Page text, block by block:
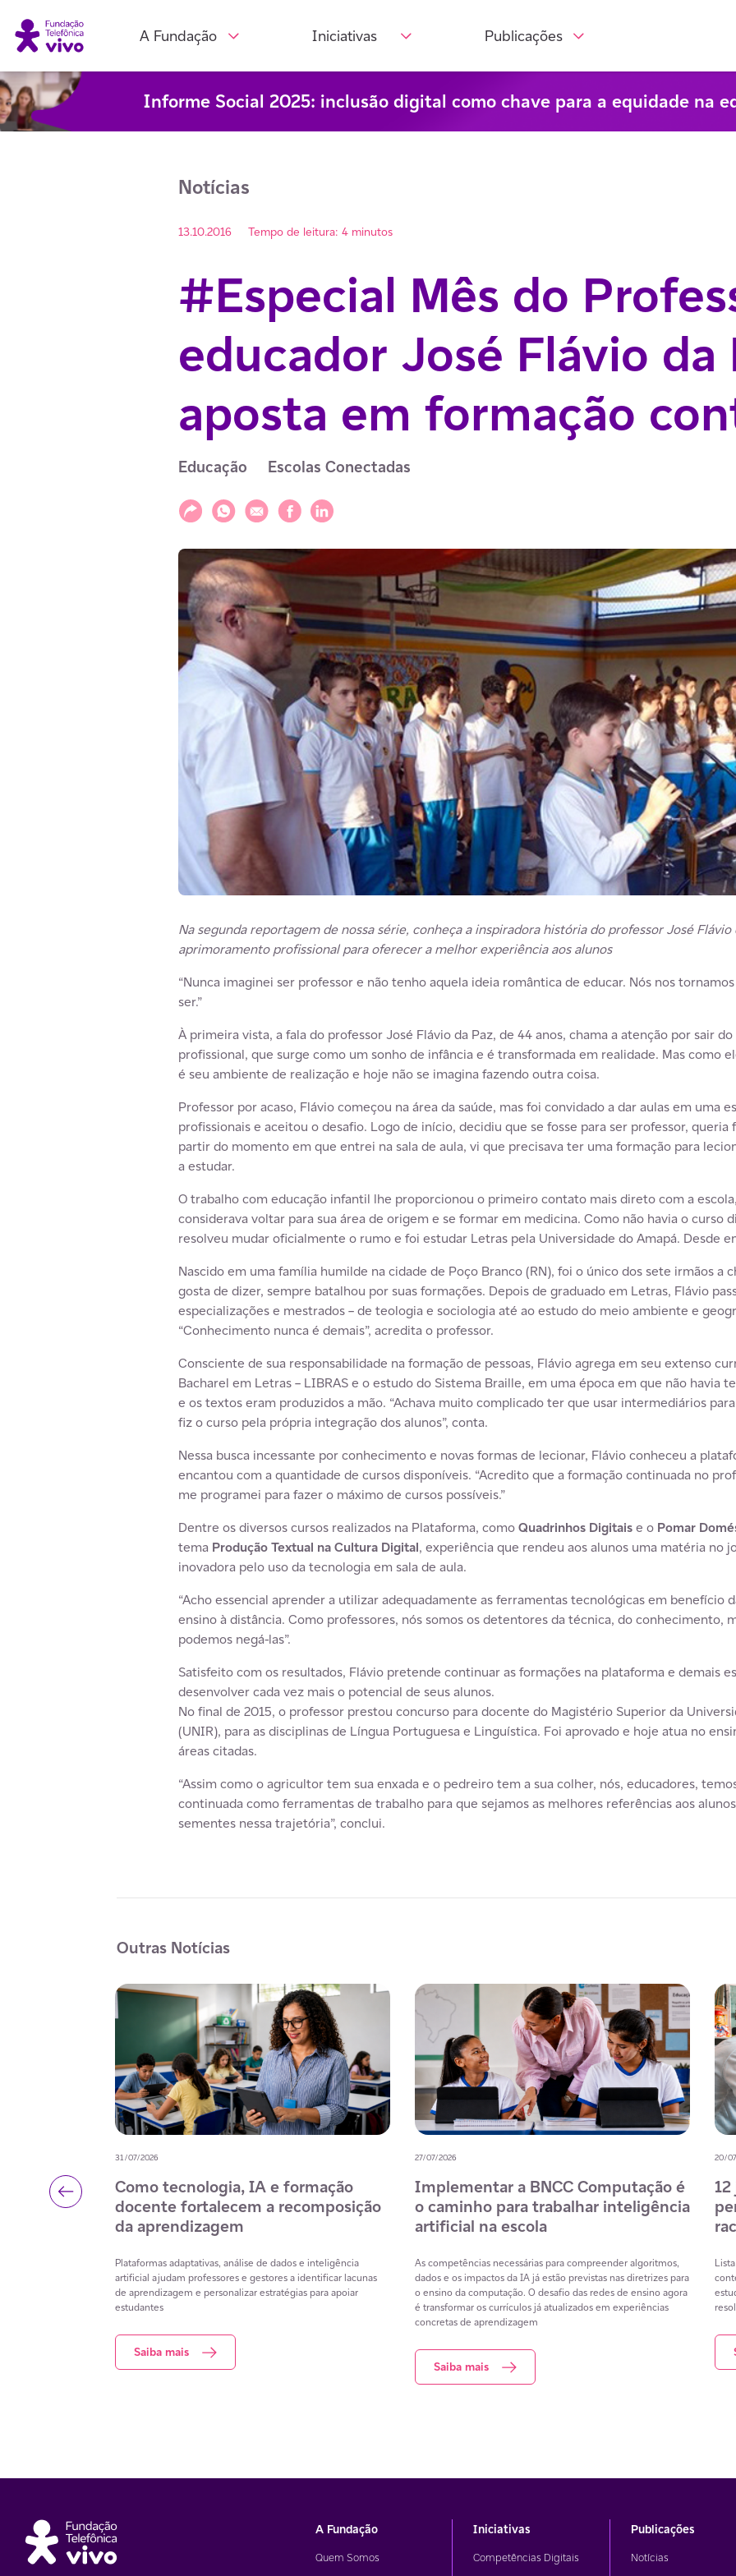
Informe Social 2025: inclusão digital como chave para a equidade na
A Fundação Iniciativas Publicações
Notícias
13.10.2016 Tempo de leitura: 4 minutos
#Especial Mês do
educador José Flávio da
aposta em formação
Educação Escolas Conectadas
Compartilhar
Compartilhar via WhatsApp
Compartilhar via E-mail
Compartilhar via Facebook
Compartilhar via LinkedIn
Na segunda reportagem de nossa série, conheça a inspiradora história do professor José
aprimoramento profissional para oferecer a melhor experiência aos alunos
“Nunca imaginei ser professor e não tenho aquela ideia romântica de educar. Nós nos
ser.”
À primeira vista, a fala do professor José Flávio da Paz, de 44 anos, chama a atenção por sair
profissional, que surge como um sonho de infância e é transformada em realidade. Mas como
é seu ambiente de realização e hoje não se imagina fazendo outra coisa.
Professor por acaso, Flávio começou na área da saúde, mas foi convidado a dar aulas em uma
profissionais e aceitou o desafio. Logo de início, decidiu que se fosse para ser professor, queria
partir do momento em que entrei na sala de aula, vi que precisava ter uma formação para
a estudar.
O trabalho com educação infantil lhe proporcionou o primeiro contato mais direto com a
considerava voltar para sua área de origem e se formar em medicina. Como não havia o curso
resolveu mudar oficialmente o rumo e foi estudar Letras pela Universidade do Amapá. Desde
Nascido em uma família humilde na cidade de Poço Branco (RN), foi o único dos sete irmãos a
gosta de dizer, sempre batalhou por suas formações. Depois de graduado em Letras, Flávio
especializações e mestrados – de teologia e sociologia até ao estudo do meio ambiente e
“Conhecimento nunca é demais”, acredita o professor.
Consciente de sua responsabilidade na formação de pessoas, Flávio agrega em seu extenso
Bacharel em Letras – LIBRAS e o estudo do Sistema Braille, em uma época em que não havia
e os textos eram produzidos a mão. “Achava muito complicado ter que usar intermediários
fiz o curso pela própria integração dos alunos”, conta.
Nessa busca incessante por conhecimento e novas formas de lecionar, Flávio conheceu a
encantou com a quantidade de cursos disponíveis. “Acredito que a formação continuada no
me programei para fazer o máximo de cursos possíveis.”
Dentre os diversos cursos realizados na Plataforma, comoQuadrinhos Digitaise o Pomar
tema Produção Textual na Cultura Digital, experiência que rendeu aos alunos uma matéria no
inovadora pelo uso da tecnologia em sala de aula.
“Acho essencial aprender a utilizar adequadamente as ferramentas tecnológicas em benefício
ensino à distância. Como professores, nós somos os detentores da técnica, do conhecimento,
podemos negá-las”.
Satisfeito com os resultados, Flávio pretende continuar as formações na plataforma e demais
desenvolver cada vez mais o potencial de seus alunos.
No final de 2015, o professor prestou concurso para docente do Magistério Superior da
(UNIR), para as disciplinas de Língua Portuguesa e Linguística. Foi aprovado e hoje atua no
áreas citadas.
“Assim como o agricultor tem sua enxada e o pedreiro tem a sua colher, nós, educadores,
continuada como ferramentas de trabalho para que sejamos as melhores referências aos
sementes nessa trajetória”, conclui.
Outras Notícias
15/07/2026
ECA Digital amplia a proteção de
crianças e adolescentes e fortalece a
cidadania digital nas escolas
A atualização do Estatuto da Criança e do Adolescente
incorpora novos desafios do ambiente digital e amplia a
responsabilidade das escolas na formação dos estudantes.
Para apoiar educadores, a Fundação Telefônica Vivo oferece
Conectadas.
08/07/2026
Formação de professores de
matemática: como a tecnologia pode
apoiar a aprendizagem docente
Resultados da Prova Nacional Docente evidenciam desafios na
formação de professores e mostram como tecnologias digitais
podem apoiar o desenvolvimento profissional docente e
contribuir para a aprendizagem em matemática.
Saiba mais
02/
IA
e
A Fundação
Quem Somos
Iniciativas
Competências Digitais
Publicações
Notícias